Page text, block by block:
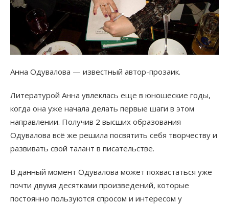
Анна Одувалова — известный автор-прозаик.
Литературой Анна увлеклась еще в юношеские годы,
когда она уже начала делать первые шаги в этом
направлении. Получив 2 высших образования
Одувалова всё же решила посвятить себя творчеству и
развивать свой талант в писательстве.
В данный момент Одувалова может похвастаться уже
почти двумя десятками произведений, которые
постоянно пользуются спросом и интересом у